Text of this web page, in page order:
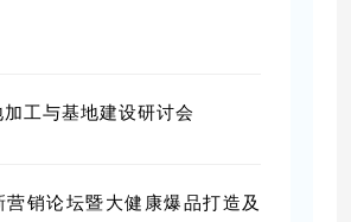
工与基地建设研讨会
营销论坛暨大健康爆品打造及